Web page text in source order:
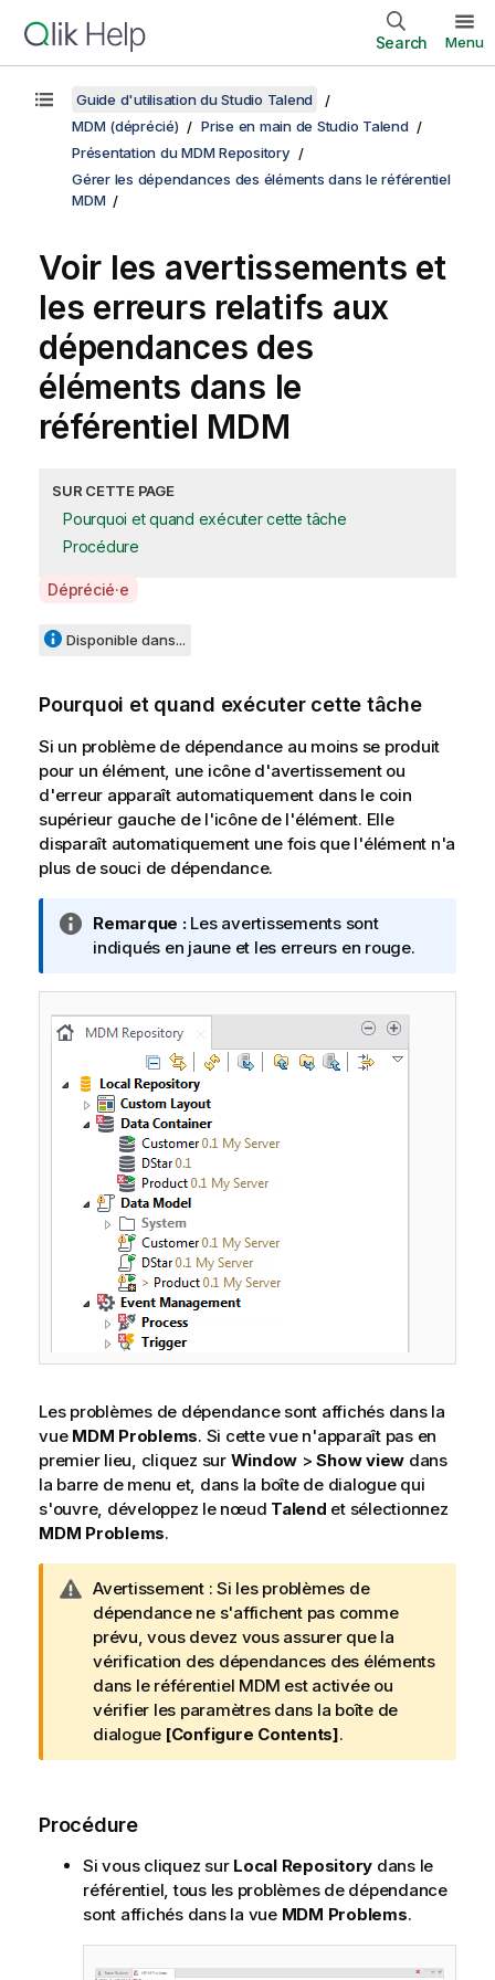
Search Menu
Guide d'utilisation du Studio Talend
MDM (déprécié)
Prise en main de Studio Talend
Présentation du MDM Repository
Gérer les dépendances des éléments dans le référentiel
MDM
Voir les avertissements et
les erreurs relatifs aux
dépendances des
éléments dans le
référentiel MDM
SUR CETTE PAGE
Pourquoi et quand exécuter cette tâche
Procédure
A
a
a
b
i
l
i
t
y
-
n
e
Déprécié·e
Disponible dans...
Pourquoi et quand exécuter cette tâche
Si un problème de dépendance au moins se produit
pour un élément, une icône d'avertissement ou
d'erreur apparaît automatiquement dans le coin
supérieur gauche de l'icône de l'élément. Elle
disparaît automatiquement une fois que l'élément n'a
plus de souci de dépendance.
N
o
e
I
n
o
r
Remarque :Les avertissements sont
indiqués en jaune et les erreurs en rouge.
Les problèmes de dépendance sont affichés dans la
vue MDM Problems. Si cette vue n'apparaît pas en
premier lieu, cliquez sur Window >Show view dans
la barre de menu et, dans la boîte de dialogue qui
s'ouvre, développez le nœud Talend et sélectionnez
MDM Problems.
N
o
t
e
I
n
f
o
a
t
i
s
Avertissement : Si les problèmes de
dépendance ne s'affichent pas comme
prévu, vous devez vous assurer que la
vérification des dépendances des éléments
dans le référentiel MDM est activée ou
vérifier les paramètres dans la boîte de
dialogue [Configure Contents].
Procédure
Si vous cliquez sur Local Repository dans le
référentiel, tous les problèmes de dépendance
sont affichés dans la vue MDM Problems.